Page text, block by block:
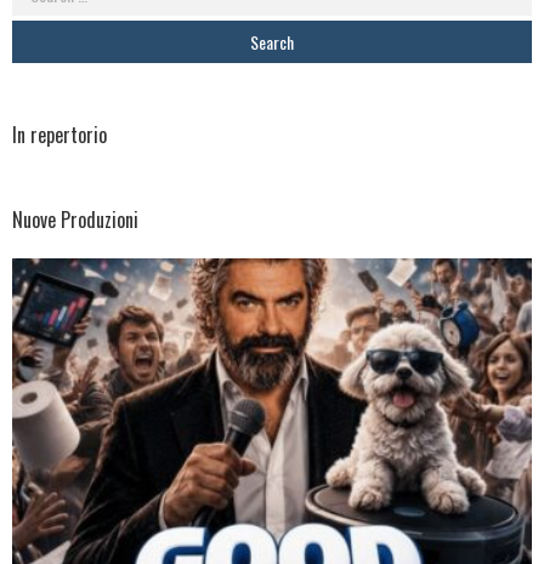
for:
In repertorio
Nuove Produzioni